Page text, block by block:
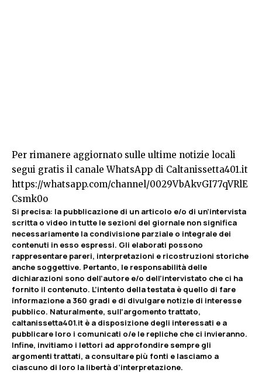
Per rimanere aggiornato sulle ultime notizie locali
segui gratis il canale WhatsApp di Caltanissetta401.it
https://whatsapp.com/channel/0029VbAkvGI77qVRlE
Csmk0o
Si precisa: la pubblicazione di un articolo e/o di un’intervista
scritta o video in tutte le sezioni del giornale non significa
necessariamente la condivisione parziale o integrale dei
contenuti in esso espressi. Gli elaborati possono
rappresentare pareri, interpretazioni e ricostruzioni storiche
anche soggettive. Pertanto, le responsabilità delle
dichiarazioni sono dell’autore e/o dell’intervistato che ci ha
fornito il contenuto. L’intento della testata è quello di fare
informazione a 360 gradi e di divulgare notizie di interesse
pubblico. Naturalmente, sull’argomento trattato,
caltanissetta401.it è a disposizione degli interessati e a
pubblicare loro i comunicati o/e le repliche che ci invieranno.
Infine, invitiamo i lettori ad approfondire sempre gli
argomenti trattati, a consultare più fonti e lasciamo a
ciascuno di loro la libertà d’interpretazione.